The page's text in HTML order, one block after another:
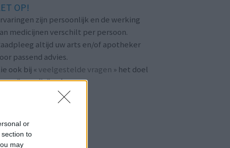
or
to
may
OP!
zijn persoonlijk en de werking
medicijnen verschilt per persoon.
altijd uw arts en/of apotheker
passend advies.
ook bij « veelgestelde vragen » het doel
mijnmedicijn.nl.